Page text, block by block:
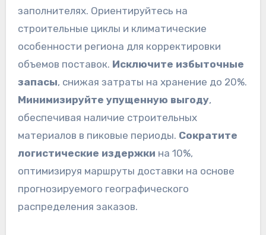
заполнителях. Ориентируйтесь на
строительные циклы и климатические
особенности региона для корректировки
объемов поставок. Исключите избыточные
запасы, снижая затраты на хранение до 20%.
Минимизируйте упущенную выгоду,
обеспечивая наличие строительных
материалов в пиковые периоды. Сократите
логистические издержки на 10%,
оптимизируя маршруты доставки на основе
прогнозируемого географического
распределения заказов.